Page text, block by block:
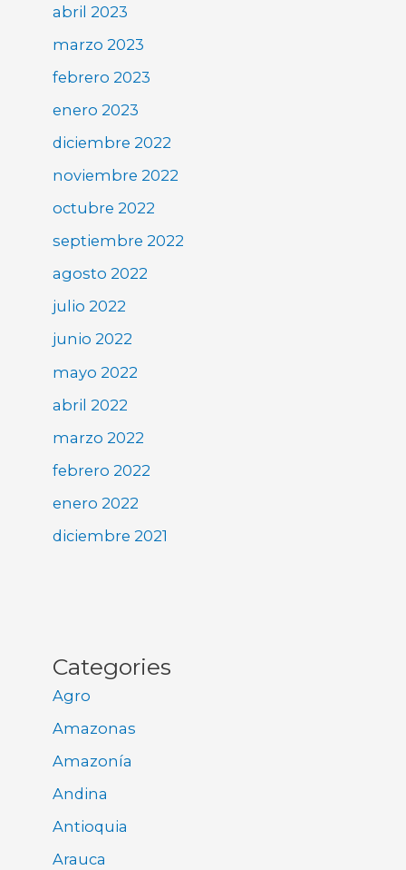
abril 2023
marzo 2023
febrero 2023
enero 2023
diciembre 2022
noviembre 2022
octubre 2022
septiembre 2022
agosto 2022
julio 2022
junio 2022
mayo 2022
abril 2022
marzo 2022
febrero 2022
enero 2022
diciembre 2021
Categories
Agro
Amazonas
Amazonía
Andina
Antioquia
Arauca